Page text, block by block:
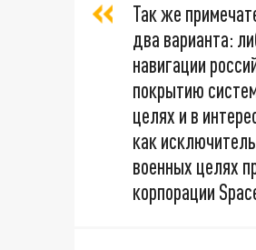
Так же
два варианта:
навигации
покрытию
целях и в
как
военных целях
корпорации